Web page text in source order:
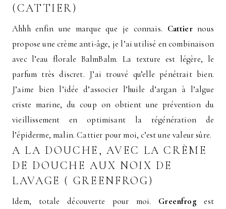
(CATTIER)
Ahhh enfin une marque que je connais. Cattiernous
propose une crème anti-âge, je l’ai utilisé en combinaison
avec l’eau florale BalmBalm. La texture est légère, le
parfum très discret. J’ai trouvé qu’elle pénétrait bien.
J’aime bien l’idée d’associer l’huile d’argan à l’algue
criste marine, du coup on obtient une prévention du
vieillissement en optimisant la régénération de
l’épiderme, malin. Cattier pour moi, c’est une valeur sûre.
A LA DOUCHE, AVEC LA CRÈME
DE DOUCHE AUX NOIX DE
LAVAGE ( GREENFROG)
Idem, totale découverte pour moi. Greenfrog est